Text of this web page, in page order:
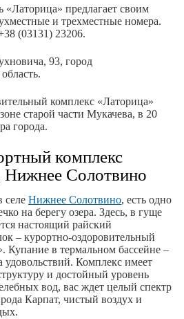
«Латорица» предлагает своим
и трехместные номера.
(03131) 23206.
93, город
комплекс «Латорица»
старой части Мукачева, в 20
города.
комплекс
Нижнее Солотвино
селе Нижнее Солотвино, есть одно
на берегу озера. Здесь, в гуще
настоящий райский
– курортно-оздоровительный
Купание в термальном бассейне –
Комплекс имеет
и достойный уровень
вод, вас ждет целый спектр
Карпат, чистый воздух и